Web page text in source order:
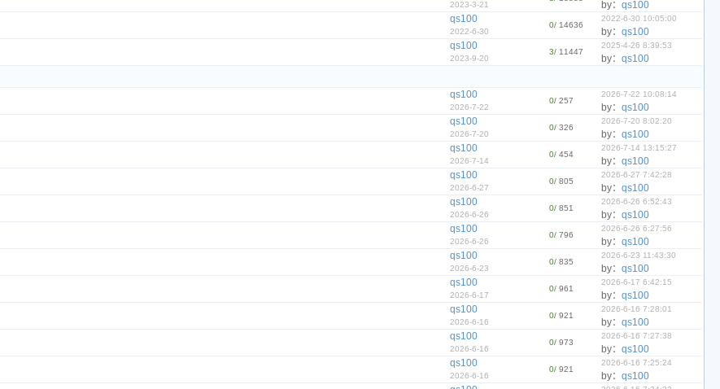
2023-3-21 by：qs100
qs100
2022-6-30
0/ 14636
2022-6-30 10:05:00
by：qs100
qs100
2023-9-20
3/ 11447
2025-4-26 8:39:53
by：qs100
qs100
2026-7-22
0/ 257
2026-7-22 10:08:14
by：qs100
qs100
2026-7-20
0/ 326
2026-7-20 8:02:20
by：qs100
qs100
2026-7-14
0/ 454
2026-7-14 13:15:27
by：qs100
qs100
2026-6-27
0/ 805
2026-6-27 7:42:28
by：qs100
qs100
2026-6-26
0/ 851
2026-6-26 6:52:43
by：qs100
qs100
2026-6-26
0/ 796
2026-6-26 6:27:56
by：qs100
qs100
2026-6-23
0/ 835
2026-6-23 11:43:30
by：qs100
qs100
2026-6-17
0/ 961
2026-6-17 6:42:15
by：qs100
qs100
2026-6-16
0/ 921
2026-6-16 7:28:01
by：qs100
qs100
2026-6-16
0/ 973
2026-6-16 7:27:38
by：qs100
qs100
2026-6-16
0/ 921
2026-6-16 7:25:24
by：qs100